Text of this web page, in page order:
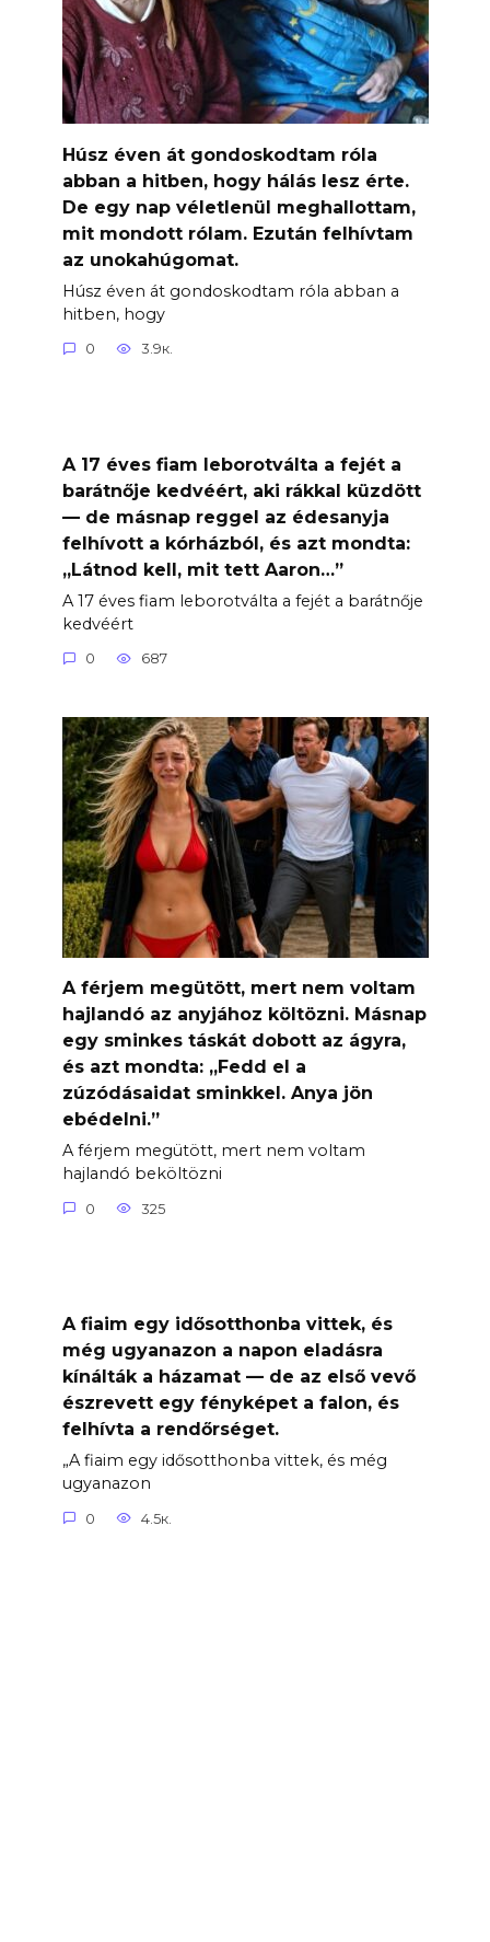
Húsz éven át gondoskodtam róla
abban a hitben, hogy hálás lesz érte.
De egy nap véletlenül meghallottam,
mit mondott rólam. Ezután felhívtam
az unokahúgomat.
Húsz éven át gondoskodtam róla abban a
hitben, hogy
0 3.9к.
A 17 éves fiam leborotválta a fejét a
barátnője kedvéért, aki rákkal küzdött
— de másnap reggel az édesanyja
felhívott a kórházból, és azt mondta:
„Látnod kell, mit tett Aaron…”
A 17 éves fiam leborotválta a fejét a barátnője
kedvéért
0 687
A férjem megütött, mert nem voltam
hajlandó az anyjához költözni. Másnap
egy sminkes táskát dobott az ágyra,
és azt mondta: „Fedd el a
zúzódásaidat sminkkel. Anya jön
ebédelni.”
A férjem megütött, mert nem voltam
hajlandó beköltözni
0 325
A fiaim egy idősotthonba vittek, és
még ugyanazon a napon eladásra
kínálták a házamat — de az első vevő
észrevett egy fényképet a falon, és
felhívta a rendőrséget.
„A fiaim egy idősotthonba vittek, és még
ugyanazon
0 4.5к.